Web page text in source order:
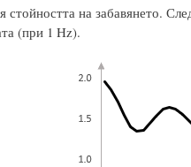
на забавянето.
(при 1 Hz).